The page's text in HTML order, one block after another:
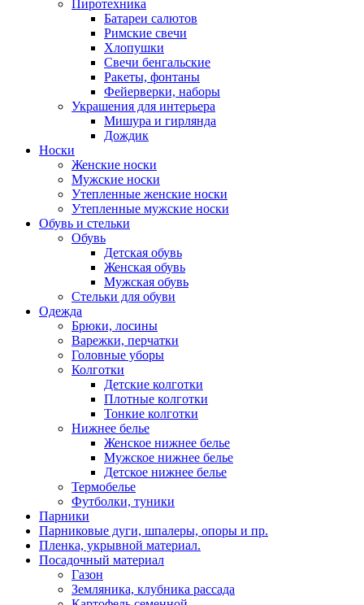
Пиротехника
Батареи салютов
Римские свечи
Хлопушки
Свечи бенгальские
Ракеты, фонтаны
Фейерверки, наборы
Украшения для интерьера
Мишура и гирлянда
Дождик
Носки
Женские носки
Мужские носки
Утепленные женские носки
Утепленные мужские носки
Обувь и стельки
Обувь
Детская обувь
Женская обувь
Мужская обувь
Стельки для обуви
Одежда
Брюки, лосины
Варежки, перчатки
Головные уборы
Колготки
Детские колготки
Плотные колготки
Тонкие колготки
Нижнее белье
Женское нижнее белье
Мужское нижнее белье
Детское нижнее белье
Термобелье
Футболки, туники
Парники
Парниковые дуги, шпалеры, опоры и пр.
Пленка, укрывной материал.
Посадочный материал
Газон
Земляника, клубника рассада